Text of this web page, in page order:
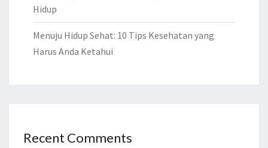
Hidup
Menuju Hidup Sehat: 10 Tips Kesehatan yang
Harus Anda Ketahui
Recent Comments